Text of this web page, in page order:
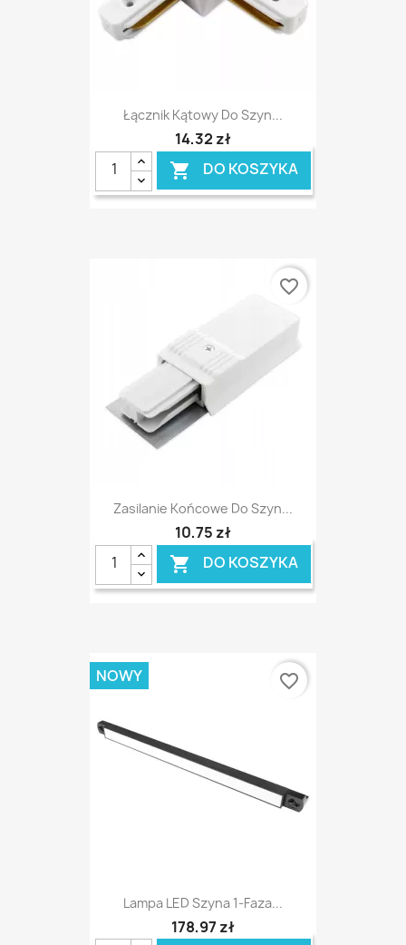
Łącznik Kątowy Do Szyn...
14,32 zł
 DO KOSZYKA
Zasilanie Końcowe Do Szyn...
10,75 zł
 DO KOSZYKA
favorite_border
Lampa LED Szyna 1-Faza...
178,97 zł
NOWY favorite_border